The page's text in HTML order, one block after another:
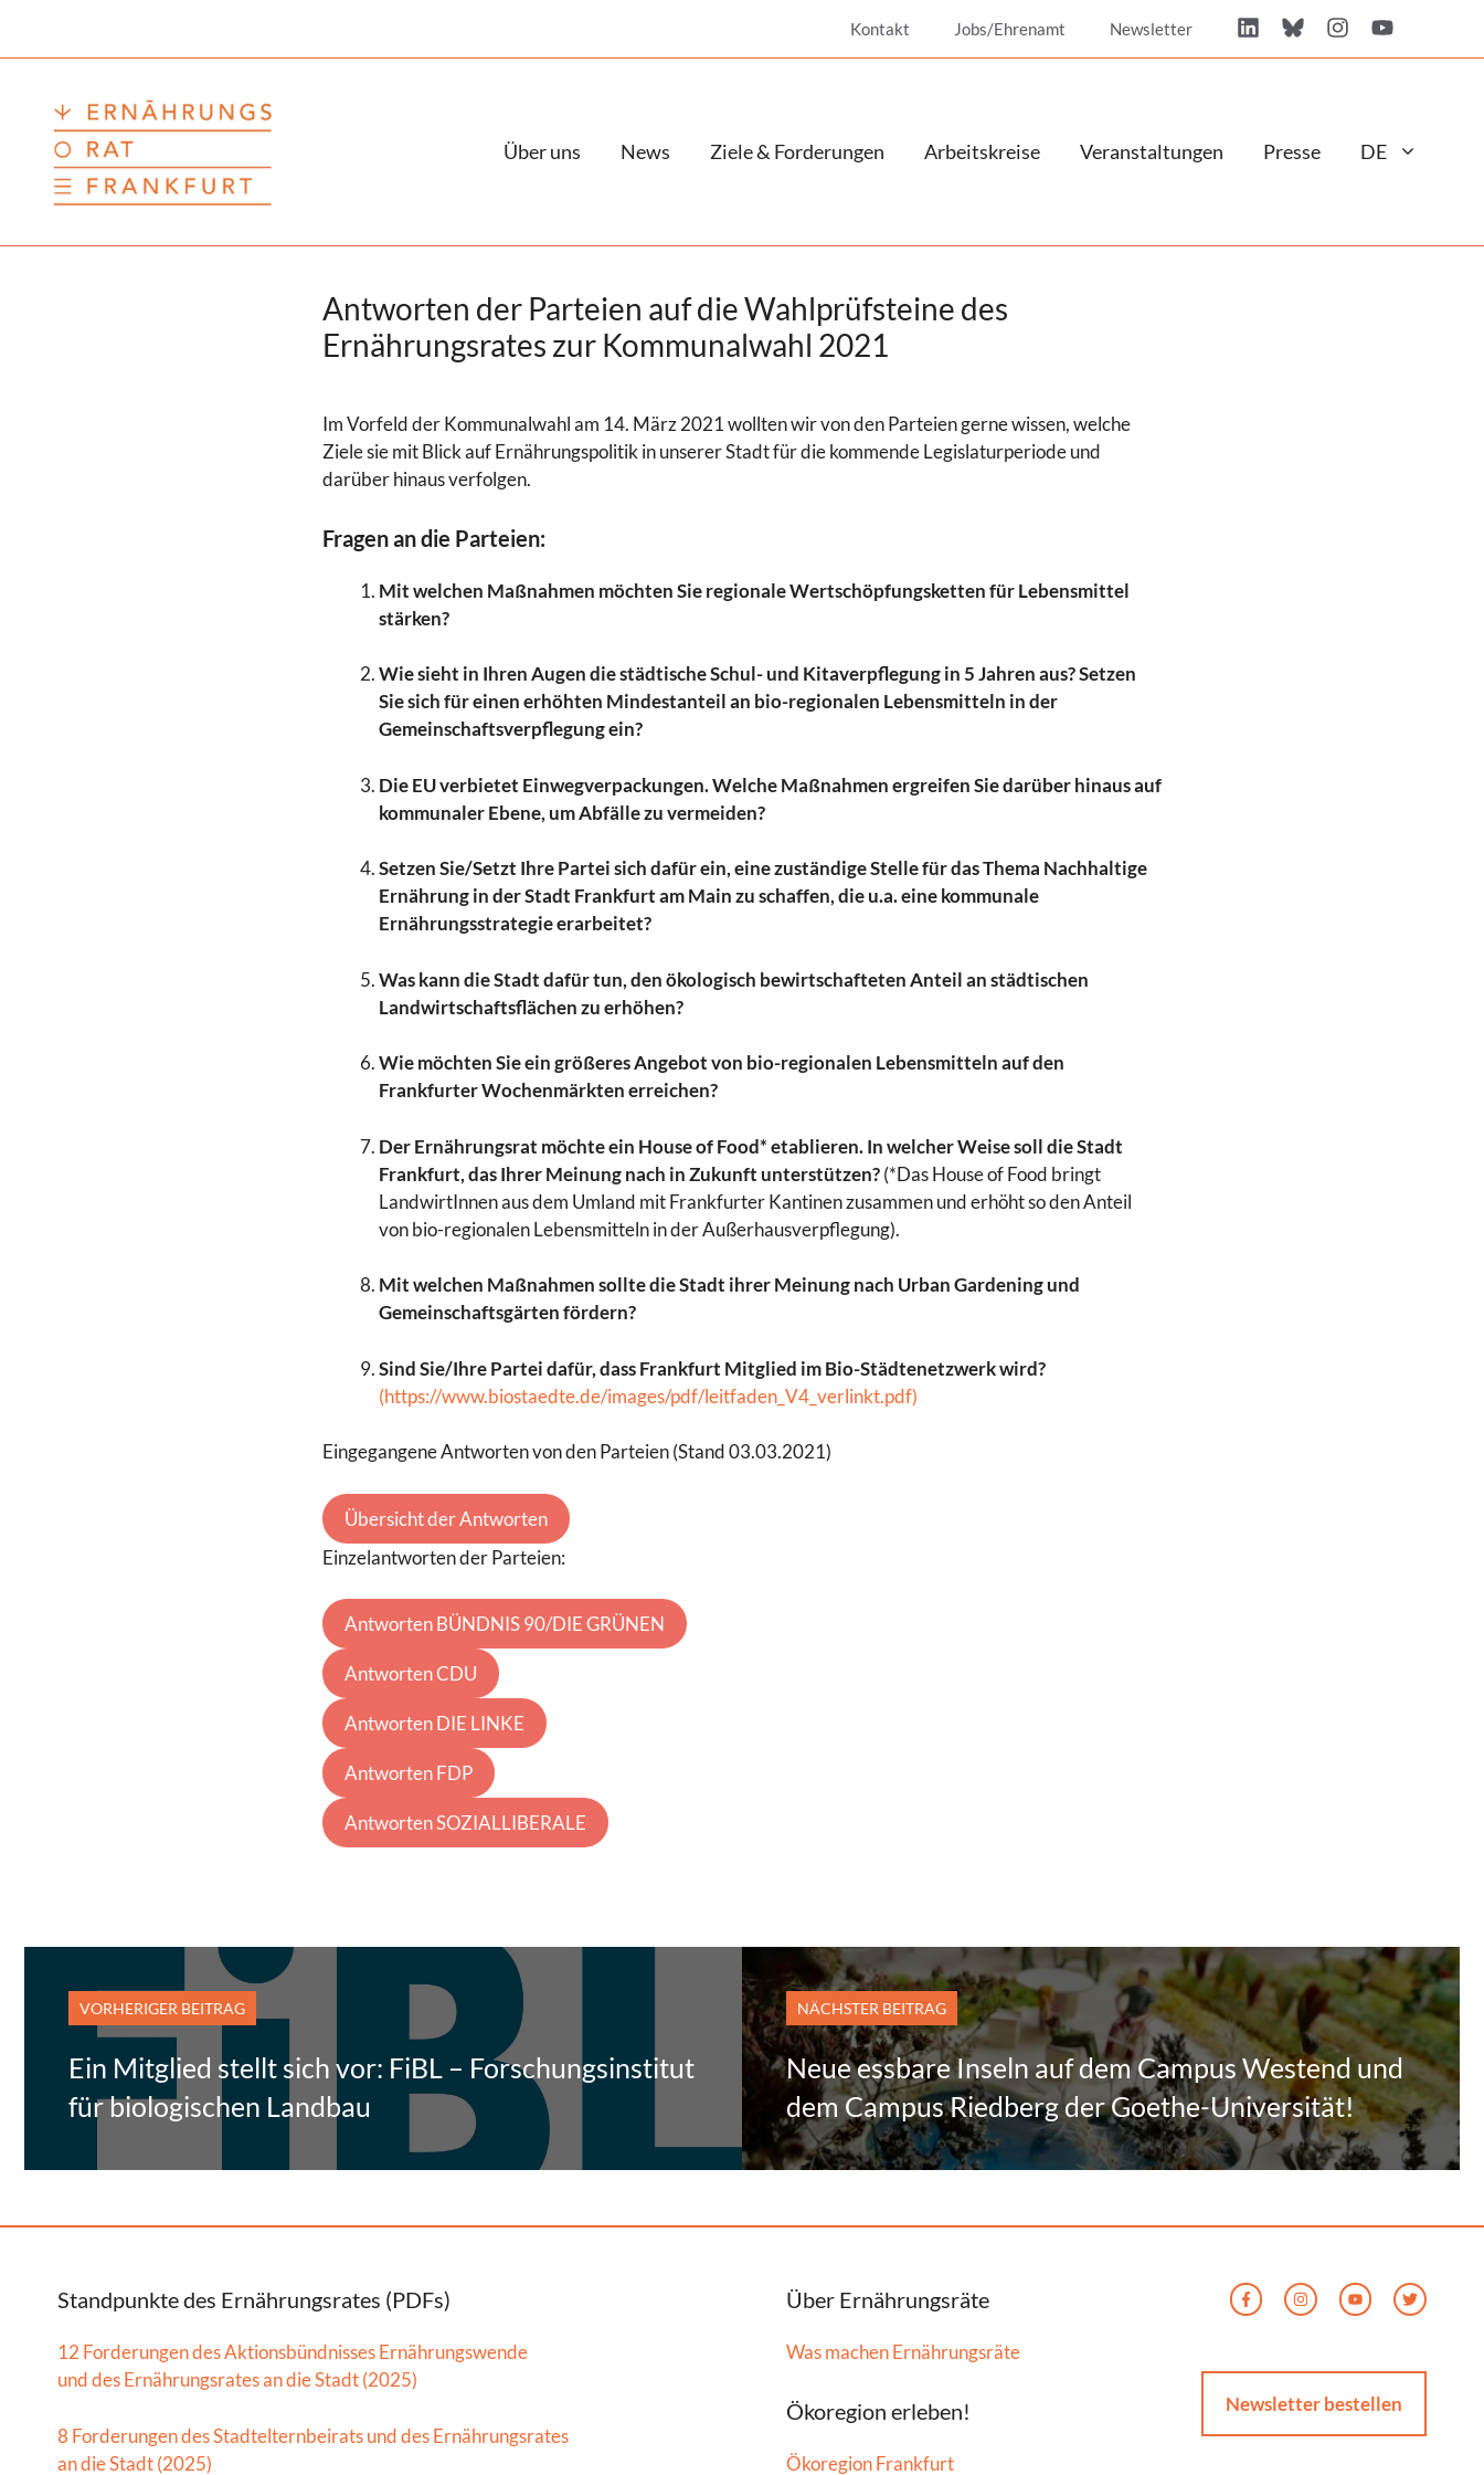
Kontakt Jobs/Ehrenamt Newsletter
Über uns News Ziele & Forderungen Arbeitskreise Veranstaltungen Presse DE
Antworten der Parteien auf die Wahlprüfsteine des
Ernährungsrates zur Kommunalwahl 2021
Im Vorfeld der Kommunalwahl am 14. März 2021 wollten wir von den Parteien gerne wissen, welche
Ziele sie mit Blick auf Ernährungspolitik in unserer Stadt für die kommende Legislaturperiode und
darüber hinaus verfolgen.
Fragen an die Parteien:
Mit welchen Maßnahmen möchten Sie regionale Wertschöpfungsketten für Lebensmittel
stärken?
Wie sieht in Ihren Augen die städtische Schul- und Kitaverpflegung in 5 Jahren aus? Setzen
Sie sich für einen erhöhten Mindestanteil an bio-regionalen Lebensmitteln in der
Gemeinschaftsverpflegung ein?
Die EU verbietet Einwegverpackungen. Welche Maßnahmen ergreifen Sie darüber hinaus auf
kommunaler Ebene, um Abfälle zu vermeiden?
Setzen Sie/Setzt Ihre Partei sich dafür ein, eine zuständige Stelle für das Thema Nachhaltige
Ernährung in der Stadt Frankfurt am Main zu schaffen, die u.a. eine kommunale
Ernährungsstrategie erarbeitet?
Was kann die Stadt dafür tun, den ökologisch bewirtschafteten Anteil an städtischen
Landwirtschaftsflächen zu erhöhen?
Wie möchten Sie ein größeres Angebot von bio-regionalen Lebensmitteln auf den
Frankfurter Wochenmärkten erreichen?
Der Ernährungsrat möchte ein House of Food* etablieren. In welcher Weise soll die Stadt
Frankfurt, das Ihrer Meinung nach in Zukunft unterstützen?(*Das House of Food bringt
LandwirtInnen aus dem Umland mit Frankfurter Kantinen zusammen und erhöht so den Anteil
von bio-regionalen Lebensmitteln in der Außerhausverpflegung).
Mit welchen Maßnahmen sollte die Stadt ihrer Meinung nach Urban Gardening und
Gemeinschaftsgärten fördern?
Sind Sie/Ihre Partei dafür, dass Frankfurt Mitglied im Bio-Städtenetzwerk wird?
(https://www.biostaedte.de/images/pdf/leitfaden_V4_verlinkt.pdf)
Eingegangene Antworten von den Parteien (Stand 03.03.2021)
Übersicht der Antworten
Einzelantworten der Parteien:
Antworten BÜNDNIS 90/DIE GRÜNEN
Antworten CDU
Antworten DIE LINKE
Antworten FDP
Antworten SOZIALLIBERALE
VORHERIGER BEITRAG
Ein Mitglied stellt sich vor: FiBL – Forschungsinstitut
für biologischen Landbau
NÄCHSTER BEITRAG
Neue essbare Inseln auf dem Campus Westend und
dem Campus Riedberg der Goethe-Universität!
Standpunkte des Ernährungsrates (PDFs)
12 Forderungen des Aktionsbündnisses Ernährungswende
und des Ernährungsrates an die Stadt (2025)
8 Forderungen des Stadtelternbeirats und des Ernährungsrates
an die Stadt (2025)
Über Ernährungsräte
Was machen Ernährungsräte
Ökoregion erleben!
Ökoregion Frankfurt
Newsletter bestellen